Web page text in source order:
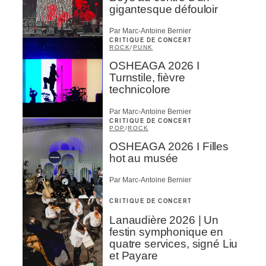
gigantesque défouloir
Par Marc-Antoine Bernier
CRITIQUE DE CONCERT
ROCK/ PUNK
OSHEAGA 2026 I
Turnstile, fièvre
technicolore
Par Marc-Antoine Bernier
CRITIQUE DE CONCERT
POP /ROCK
OSHEAGA 2026 I Filles
hot au musée
Par Marc-Antoine Bernier
CRITIQUE DE CONCERT
Lanaudière 2026 | Un
festin symphonique en
quatre services, signé Liu
et Payare